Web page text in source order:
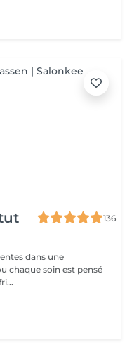
136
dans une
chaque soin est pensé